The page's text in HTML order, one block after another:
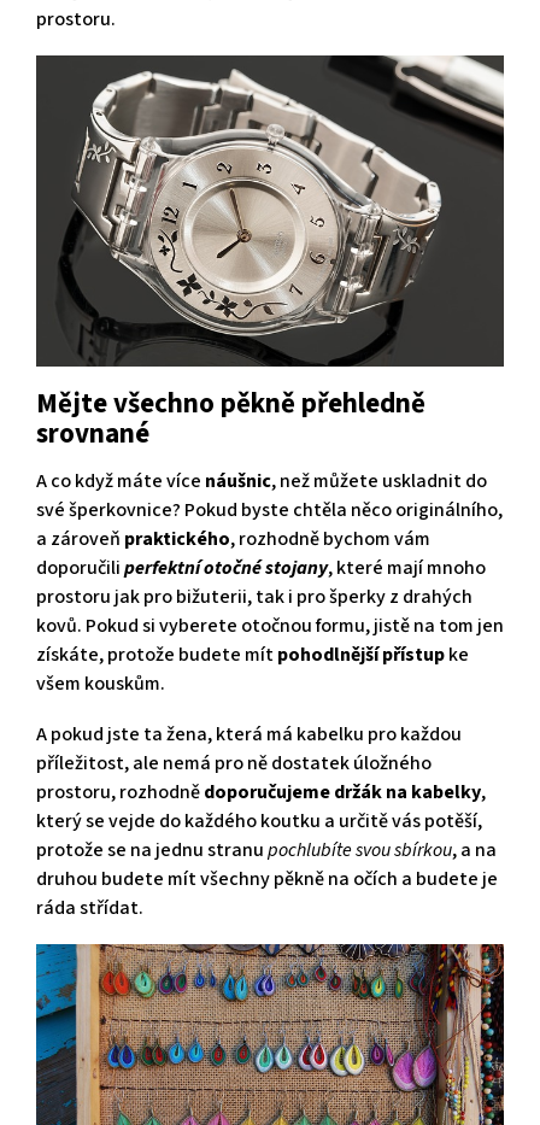
prostoru.
Mějte všechno pěkně přehledně
srovnané
A co když máte více náušnic, než můžete uskladnit do
své šperkovnice? Pokud byste chtěla něco originálního,
a zároveň praktického, rozhodně bychom vám
doporučiliperfektní otočné stojany, které mají mnoho
prostoru jak pro bižuterii, tak i pro šperky z drahých
kovů. Pokud si vyberete otočnou formu, jistě na tom jen
získáte, protože budete mítpohodlnější přístupke
všem kouskům.
A pokud jste ta žena, která má kabelku pro každou
příležitost, ale nemá pro ně dostatek úložného
prostoru, rozhodnědoporučujeme držák na kabelky,
který se vejde do každého koutku a určitě vás potěší,
protože se na jednu stranupochlubíte svou sbírkou, a na
druhou budete mít všechny pěkně na očích a budete je
ráda střídat.